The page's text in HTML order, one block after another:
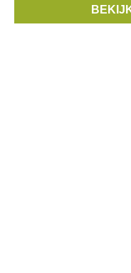
Inschrijven is verplicht.